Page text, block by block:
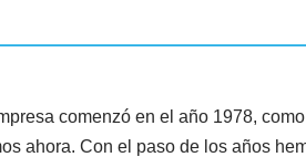
comenzó en el año 1978,
ahora. Con el paso de los años